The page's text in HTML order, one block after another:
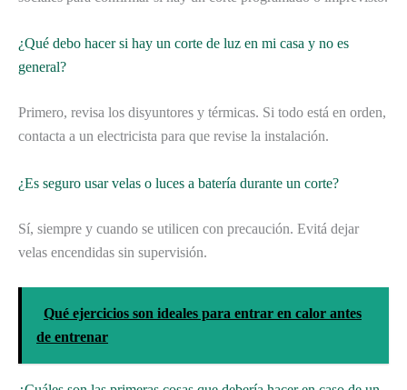
¿Qué debo hacer si hay un corte de luz en mi casa y no es
general?
Primero, revisa los disyuntores y térmicas. Si todo está en orden,
contacta a un electricista para que revise la instalación.
¿Es seguro usar velas o luces a batería durante un corte?
Sí, siempre y cuando se utilicen con precaución. Evitá dejar
velas encendidas sin supervisión.
Qué ejercicios son ideales para entrar en calor antes
de entrenar